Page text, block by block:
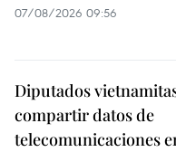
07/08/2026 09:56
Diputados
compartir datos de
telecomunicaciones